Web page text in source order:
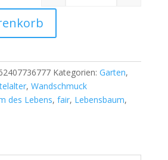
Kategorien: Garten,
, Wandschmuck
des Lebens, fair, Lebensbaum,